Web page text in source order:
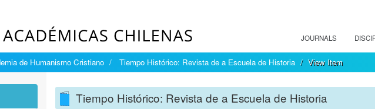
JOURNALS
de Humanismo Cristiano Tiempo Histórico: Revista de a Escuela de Historia View Item
Tiempo Histórico: Revista de a Escuela de Historia